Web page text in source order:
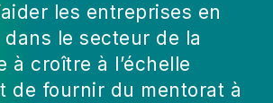
les entreprises en
le secteur de la
à croître à l’échelle
de fournir du mentorat à